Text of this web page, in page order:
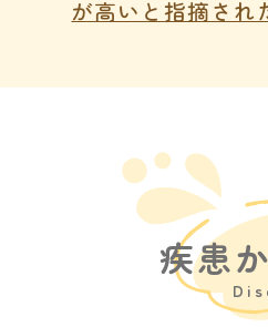
が高いと指摘され
疾患